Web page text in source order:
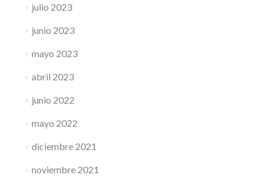
julio 2023
junio 2023
mayo 2023
abril 2023
junio 2022
mayo 2022
diciembre 2021
noviembre 2021